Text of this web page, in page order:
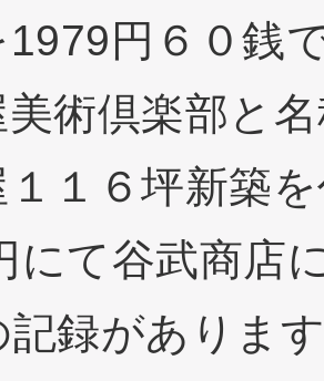
1979円６０銭
術倶楽部と
１６坪新築
にて谷武商店
記録がありま